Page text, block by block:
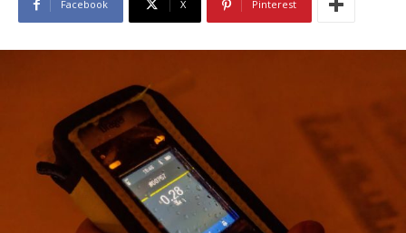
Facebook X Pinterest